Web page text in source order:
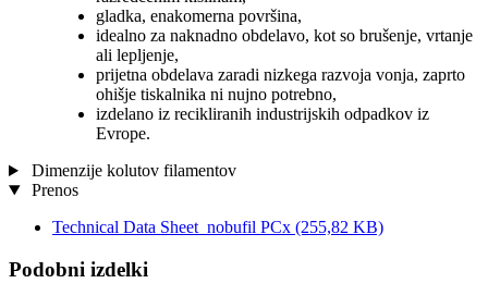
gladka, enakomerna površina,
idealno za naknadno obdelavo, kot so brušenje, vrtanje
ali lepljenje,
prijetna obdelava zaradi nizkega razvoja vonja, zaprto
ohišje tiskalnika ni nujno potrebno,
izdelano iz recikliranih industrijskih odpadkov iz
Evrope.
Dimenzije kolutov filamentov
Prenos
Technical Data Sheet_nobufil PCx (255,82 KB)
Podobni izdelki